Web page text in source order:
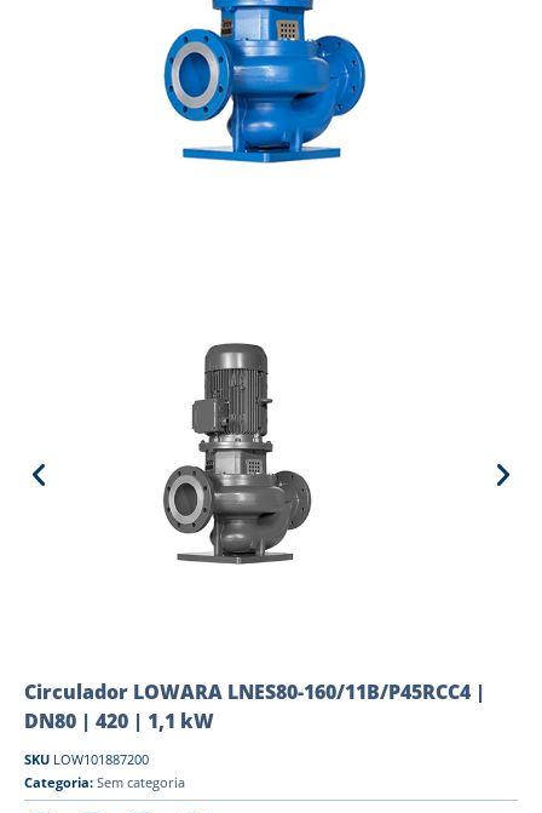
Circulador LOWARA LNES80-160/11B/P45RCC4 |
DN80 | 420 | 1,1 kW
SKU LOW101887200
Categoria: Sem categoria